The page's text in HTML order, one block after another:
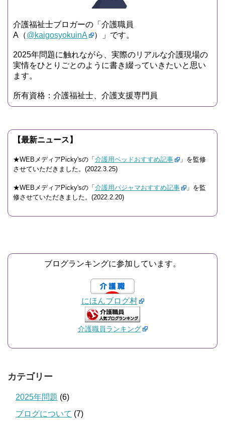
介護福祉士ブロガーの「介護職員
A（@kaigosyokuinA ）」です。
2025年問題に触れながら、実際のリアルな介護現場の
実情をひとりごとのように書き綴っていきたいと思い
ます。
所有資格：介護福祉士、介護支援専門員
【最新ニュース】
★WEBメディアPicky'sの「 介護用ベッドおすすめ記事
」を監修
させていただきました。(2022.3.25)
★WEBメディアPicky'sの「 介護用パジャマおすすめ記事
」を監
修させていただきました。(2022.2.20)
ブログランキングに参加しています。
にほんブログ村
介護職員ランキング
カテゴリー
2025年問題 (6)
ブログについて (7)